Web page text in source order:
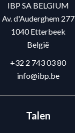
IBP SA BELGIUM
Av. d'Auderghem 277
1040Etterbeek
België
+32 2 743 03 80
info@ibp.be
Talen